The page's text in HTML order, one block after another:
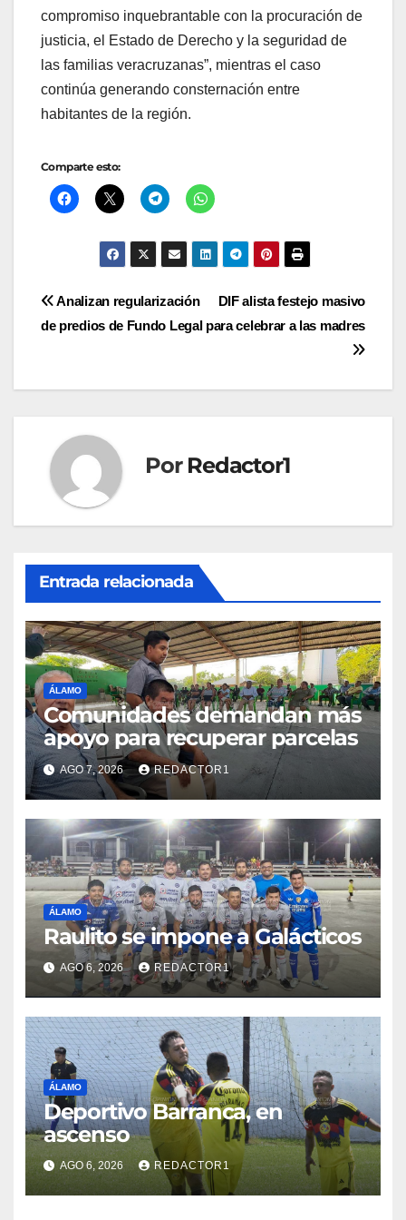
compromiso inquebrantable con la procuración de
justicia, el Estado de Derecho y la seguridad de
las familias veracruzanas”, mientras el caso
continúa generando consternación entre
habitantes de la región.
Comparte esto:
Navegación
de
entradas
DIF alista festejo masivo
para celebrar a las madres
Analizan regularización
de predios de Fundo Legal
Por Redactor1
Entrada relacionada
ÁLAMO
Comunidades demandan más
apoyo para recuperar parcelas
AGO 7, 2026 REDACTOR1
ÁLAMO
Raulito se impone a Galácticos
AGO 6, 2026 REDACTOR1
ÁLAMO
Deportivo Barranca, en
ascenso
AGO 6, 2026 REDACTOR1